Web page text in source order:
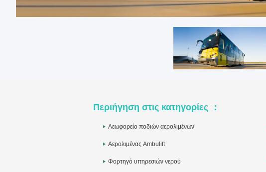
Περιήγηση στις κατηγορίες ：
Λεωφορείο ποδιών αερολιμένων
Αερολιμένας Ambulift
Φορτηγό υπηρεσιών νερού